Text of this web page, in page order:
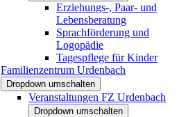
Erziehungs-, Paar- und
Lebensberatung
Sprachförderung und
Logopädie
Tagespflege für Kinder
Familienzentrum Urdenbach
Dropdown umschalten
Veranstaltungen FZ Urdenbach
Dropdown umschalten